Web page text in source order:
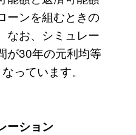
ーンを組むときの
なお、シミュレー
が30年の元利均等
っています。
ーション